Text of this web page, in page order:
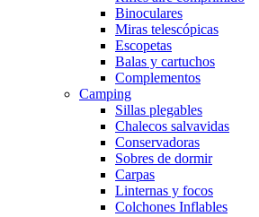
Binoculares
Miras telescópicas
Escopetas
Balas y cartuchos
Complementos
Camping
Sillas plegables
Chalecos salvavidas
Conservadoras
Sobres de dormir
Carpas
Linternas y focos
Colchones Inflables